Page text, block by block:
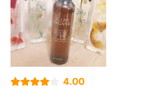
4.00